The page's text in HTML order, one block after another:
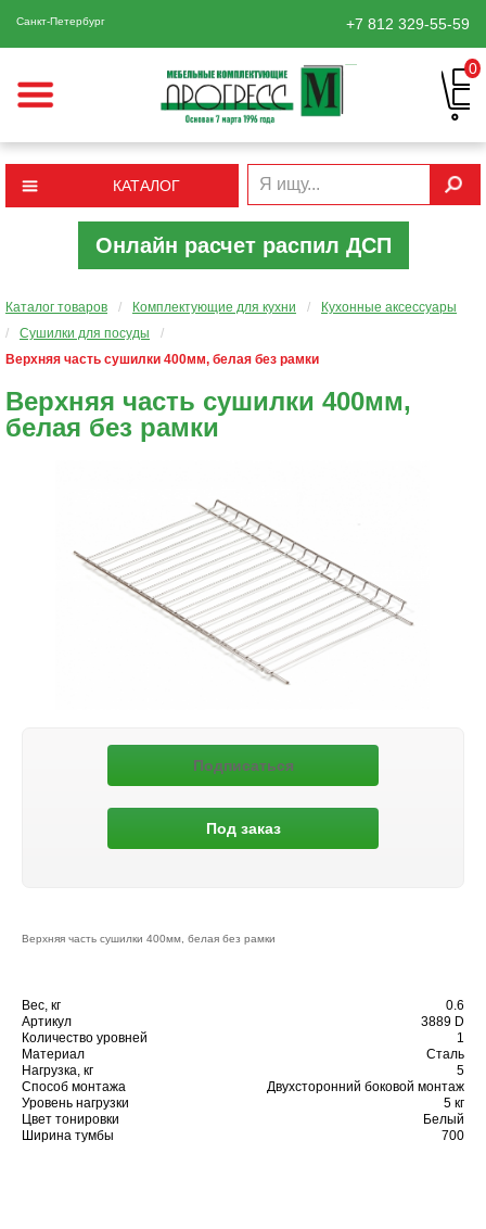
Санкт-Петербург +7 812 329-55-59
0
КАТАЛОГ
Онлайн расчет распил ДСП
Каталог товаров / Комплектующие для кухни /
Кухонные аксессуары
/
Сушилки для посуды
/
Верхняя часть сушилки 400мм, белая без рамки
Верхняя часть сушилки 400мм,
белая без рамки
Подписаться
Под заказ
Верхняя часть сушилки 400мм, белая без рамки
Вес, кг
0.6
Артикул
3889 D
Количество уровней
1
Материал
Сталь
Нагрузка, кг
5
Способ монтажа
Двухсторонний боковой монтаж
Уровень нагрузки
5 кг
Цвет тонировки
Белый
Ширина тумбы
700